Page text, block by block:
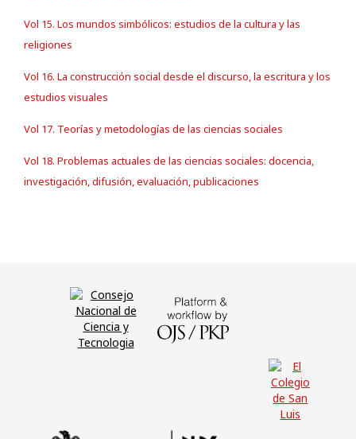
Vol 15. Los mundos simbólicos: estudios de la cultura y las
religiones
Vol 16. La construcción social desde el discurso, la escritura y los
estudios visuales
Vol 17. Teorías y metodologías de las ciencias sociales
Vol 18. Problemas actuales de las ciencias sociales: docencia,
investigación, difusión, evaluación, publicaciones